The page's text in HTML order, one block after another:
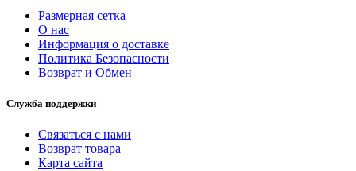
Размерная сетка
О нас
Информация о доставке
Политика Безопасности
Возврат и Обмен
Служба поддержки
Связаться с нами
Возврат товара
Карта сайта